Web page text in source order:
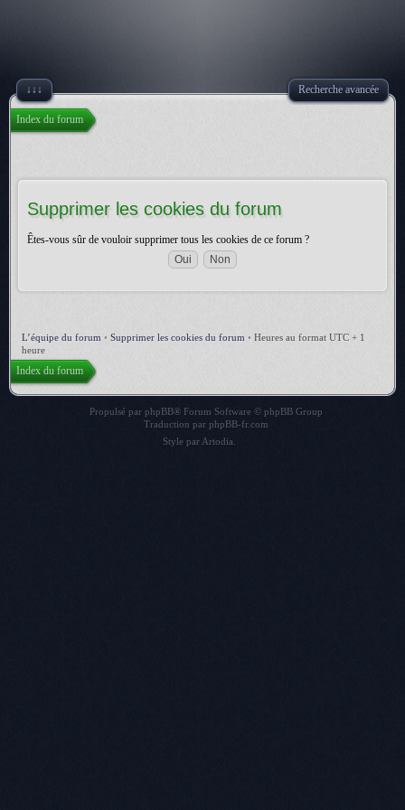
↓↓↓ Recherche avancée
Index du forum
Supprimer les cookies du forum
Êtes-vous sûr de vouloir supprimer tous les cookies de ce forum ?
L’équipe du forum • Supprimer les cookies du forum • Heures au format UTC + 1
heure
Index du forum
Propulsé par phpBB® Forum Software © phpBB Group
Traduction par phpBB-fr.com
Style par Artodia